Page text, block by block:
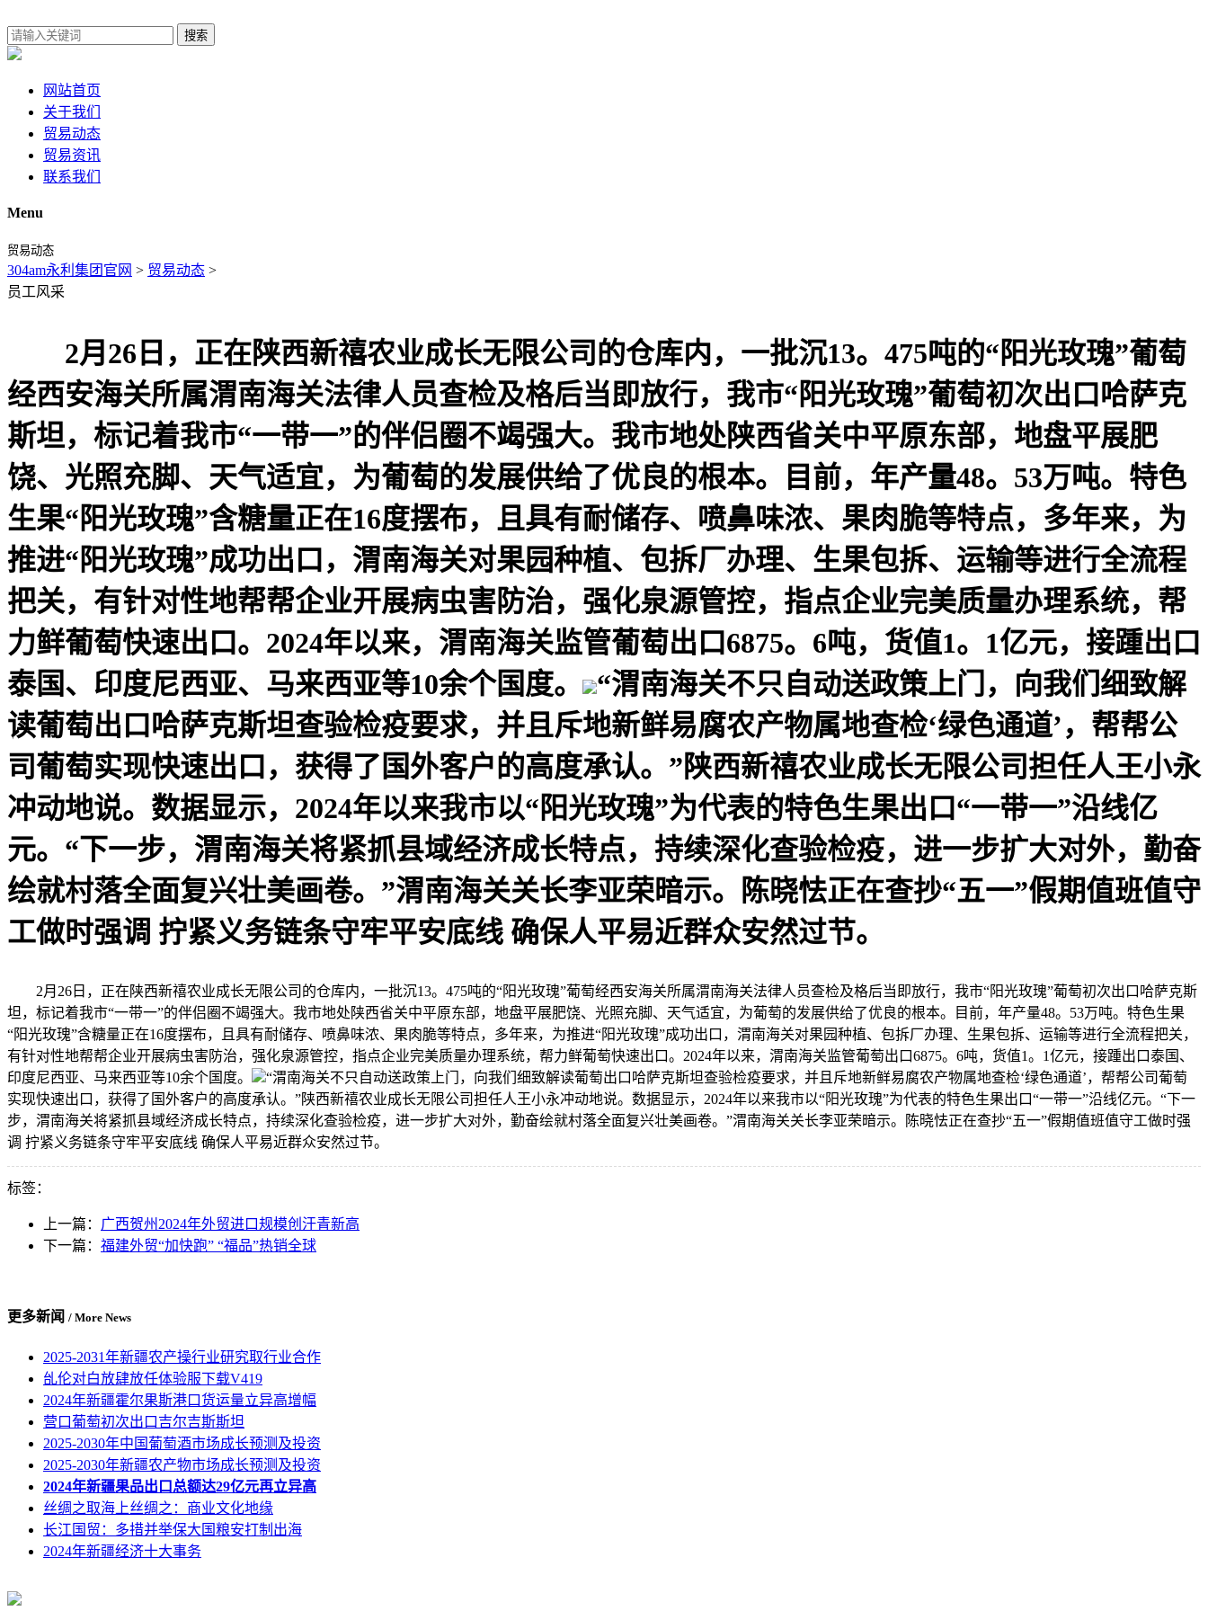
搜索
网站首页
关于我们
贸易动态
贸易资讯
联系我们
Menu
贸易动态
304am永利集团官网 > 贸易动态 >
员工风采
2月26日，正在陕西新禧农业成长无限公司的仓库内，一批沉13。475吨的“阳光玫瑰”葡萄
经西安海关所属渭南海关法律人员查检及格后当即放行，我市“阳光玫瑰”葡萄初次出口哈萨克
斯坦，标记着我市“一带一”的伴侣圈不竭强大。我市地处陕西省关中平原东部，地盘平展肥
饶、光照充脚、天气适宜，为葡萄的发展供给了优良的根本。目前，年产量48。53万吨。特色
生果“阳光玫瑰”含糖量正在16度摆布，且具有耐储存、喷鼻味浓、果肉脆等特点，多年来，为
推进“阳光玫瑰”成功出口，渭南海关对果园种植、包拆厂办理、生果包拆、运输等进行全流程
把关，有针对性地帮帮企业开展病虫害防治，强化泉源管控，指点企业完美质量办理系统，帮
力鲜葡萄快速出口。2024年以来，渭南海关监管葡萄出口6875。6吨，货值1。1亿元，接踵出口
泰国、印度尼西亚、马来西亚等10余个国度。
“渭南海关不只自动送政策上门，向我们细致解
读葡萄出口哈萨克斯坦查验检疫要求，并且斥地新鲜易腐农产物属地查检‘绿色通道’，帮帮公
司葡萄实现快速出口，获得了国外客户的高度承认。”陕西新禧农业成长无限公司担任人王小永
冲动地说。数据显示，2024年以来我市以“阳光玫瑰”为代表的特色生果出口“一带一”沿线亿
元。“下一步，渭南海关将紧抓县域经济成长特点，持续深化查验检疫，进一步扩大对外，勤奋
绘就村落全面复兴壮美画卷。”渭南海关关长李亚荣暗示。陈晓怯正在查抄“五一”假期值班值守
工做时强调 拧紧义务链条守牢平安底线 确保人平易近群众安然过节。
2月26日，正在陕西新禧农业成长无限公司的仓库内，一批沉13。475吨的“阳光玫瑰”葡萄经西安海关所属渭南海关法律人员查检及格后当即放行，我市“阳光玫瑰”葡萄初次出口哈萨克斯
坦，标记着我市“一带一”的伴侣圈不竭强大。我市地处陕西省关中平原东部，地盘平展肥饶、光照充脚、天气适宜，为葡萄的发展供给了优良的根本。目前，年产量48。53万吨。特色生果
“阳光玫瑰”含糖量正在16度摆布，且具有耐储存、喷鼻味浓、果肉脆等特点，多年来，为推进“阳光玫瑰”成功出口，渭南海关对果园种植、包拆厂办理、生果包拆、运输等进行全流程把关，
有针对性地帮帮企业开展病虫害防治，强化泉源管控，指点企业完美质量办理系统，帮力鲜葡萄快速出口。2024年以来，渭南海关监管葡萄出口6875。6吨，货值1。1亿元，接踵出口泰国、
印度尼西亚、马来西亚等10余个国度。
“渭南海关不只自动送政策上门，向我们细致解读葡萄出口哈萨克斯坦查验检疫要求，并且斥地新鲜易腐农产物属地查检‘绿色通道’，帮帮公司葡萄
实现快速出口，获得了国外客户的高度承认。”陕西新禧农业成长无限公司担任人王小永冲动地说。数据显示，2024年以来我市以“阳光玫瑰”为代表的特色生果出口“一带一”沿线亿元。“下一
步，渭南海关将紧抓县域经济成长特点，持续深化查验检疫，进一步扩大对外，勤奋绘就村落全面复兴壮美画卷。”渭南海关关长李亚荣暗示。陈晓怯正在查抄“五一”假期值班值守工做时强
调 拧紧义务链条守牢平安底线 确保人平易近群众安然过节。
标签：
上一篇： 广西贺州2024年外贸进口规模创汗青新高
下一篇： 福建外贸“加快跑” “福品”热销全球
更多新闻 / More News
2025-2031年新疆农产操行业研究取行业合作
乨伦对白放肆放任体验服下载V419
2024年新疆霍尔果斯港口货运量立异高增幅
营口葡萄初次出口吉尔吉斯斯坦
2025-2030年中国葡萄酒市场成长预测及投资
2025-2030年新疆农产物市场成长预测及投资
2024年新疆果品出口总额达29亿元再立异高
丝绸之取海上丝绸之：商业文化地缘
长江国贸：多措并举保大国粮安打制出海
2024年新疆经济十大事务